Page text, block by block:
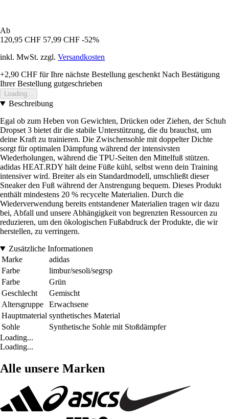
Ab
120,95 CHF 57,99 CHF -52%
inkl. MwSt. zzgl. Versandkosten
+2,90 CHF für Ihre nächste Bestellung geschenkt Nach Bestätigung
Ihrer Bestellung gutgeschrieben
Loading...
Beschreibung
Egal ob zum Heben von Gewichten, Drücken oder Ziehen, der Schuh
Dropset 3 bietet dir die stabile Unterstützung, die du brauchst, um
deine Kraft zu trainieren. Die Zwischensohle mit doppelter Dichte
sorgt für optimalen Dämpfung während der intensivsten
Wiederholungen, während die TPU-Seiten den Mittelfuß stützen.
adidas HEAT.RDY hält deine Füße kühl, selbst wenn dein Training
intensiver wird. Breiter als ein Standardmodell, umschließt dieser
Sneaker den Fuß während der Anstrengung bequem. Dieses Produkt
enthält mindestens 20 % recycelte Materialien. Durch die
Wiederverwendung bereits entstandener Materialien tragen wir dazu
bei, Abfall und unsere Abhängigkeit von begrenzten Ressourcen zu
reduzieren, um den ökologischen Fußabdruck der Produkte, die wir
herstellen, zu verringern.
Zusätzliche Informationen
Marke
adidas
Farbe
limbur/sesoli/segrsp
Farbe
Grün
Geschlecht
Gemischt
Altersgruppe
Erwachsene
Hauptmaterial synthetisches Material
Sohle
Synthetische Sohle mit Stoßdämpfer
Loading...
Loading...
Alle unsere Marken